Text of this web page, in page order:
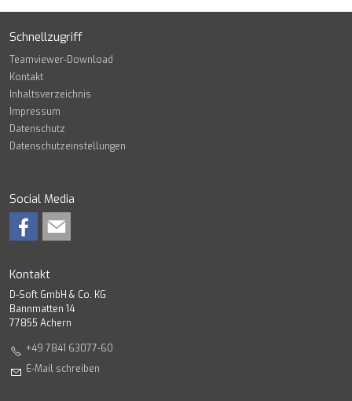
Schnellzugriff
Teamviewer-Download
Kontakt
Inhaltsverzeichnis
Impressum
Datenschutz
Datenschutzeinstellungen
Social Media
Kontakt
D-Soft GmbH & Co. KG
Bannmatten 14
77855 Achern
+49 7841 63077-60
E-Mail schreiben